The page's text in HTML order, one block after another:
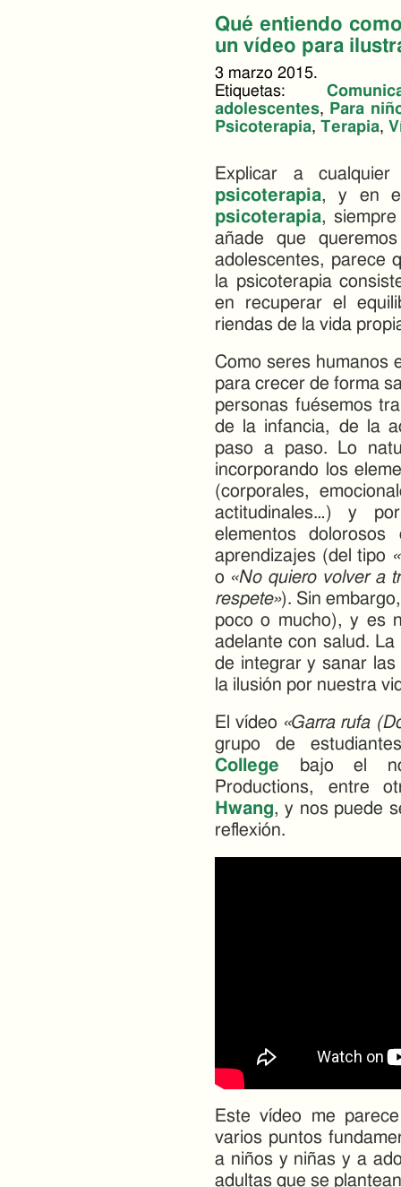
Qué entiendo
un vídeo para
3 marzo 2015.
Etiquetas:
adolescentes,
Para
Psicoterapia, Terapia,
Explicar a
psicoterapia, y en
psicoterapia,
añade que
adolescentes, parece
la psicoterapia
en recuperar el
riendas de la vida
Como seres humanos
para crecer de forma
personas fuésemos
de la infancia, de la
paso a paso. Lo
incorporando los
(corporales,
actitudinales…) y
elementos
aprendizajes (del tipo
o «No quiero volver a
respete»). Sin
poco o mucho), y es
adelante con salud.
de integrar y sanar
la ilusión por nuestra
El vídeo «Garra rufa
grupo de
College bajo el
Productions, entre
Hwang, y nos puede
reflexión.
Este vídeo me
varios puntos
a niños y niñas y a
adultas que se